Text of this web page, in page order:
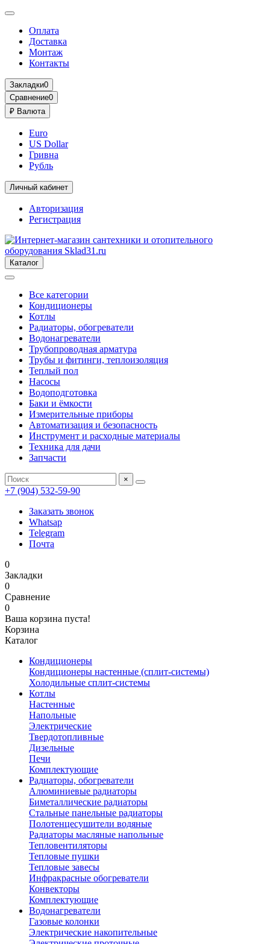
Оплата
Доставка
Монтаж
Контакты
Закладки0
Сравнение0
₽ Валюта
Euro
US Dollar
Гривна
Рубль
Личный кабинет
Авторизация
Регистрация
Каталог
Все категории
Кондиционеры
Котлы
Радиаторы, обогреватели
Водонагреватели
Трубопроводная арматура
Трубы и фитинги, теплоизоляция
Теплый пол
Насосы
Водоподготовка
Баки и ёмкости
Измерительные приборы
Автоматизация и безопасность
Инструмент и расходные материалы
Техника для дачи
Запчасти
×
+7 (904) 532-59-90
Заказать звонок
Whatsap
Telegram
Почта
0
Закладки
0
Сравнение
0
Ваша корзина пуста!
Корзина
Каталог
Кондиционеры
Кондиционеры настенные (сплит-системы)
Холодильные сплит-системы
Котлы
Настенные
Напольные
Электрические
Твердотопливные
Дизельные
Печи
Комплектующие
Радиаторы, обогреватели
Алюминиевые радиаторы
Биметаллические радиаторы
Стальные панельные радиаторы
Полотенцесушители водяные
Радиаторы масляные напольные
Тепловентиляторы
Тепловые пушки
Тепловые завесы
Инфракрасные обогреватели
Конвекторы
Комплектующие
Водонагреватели
Газовые колонки
Электрические накопительные